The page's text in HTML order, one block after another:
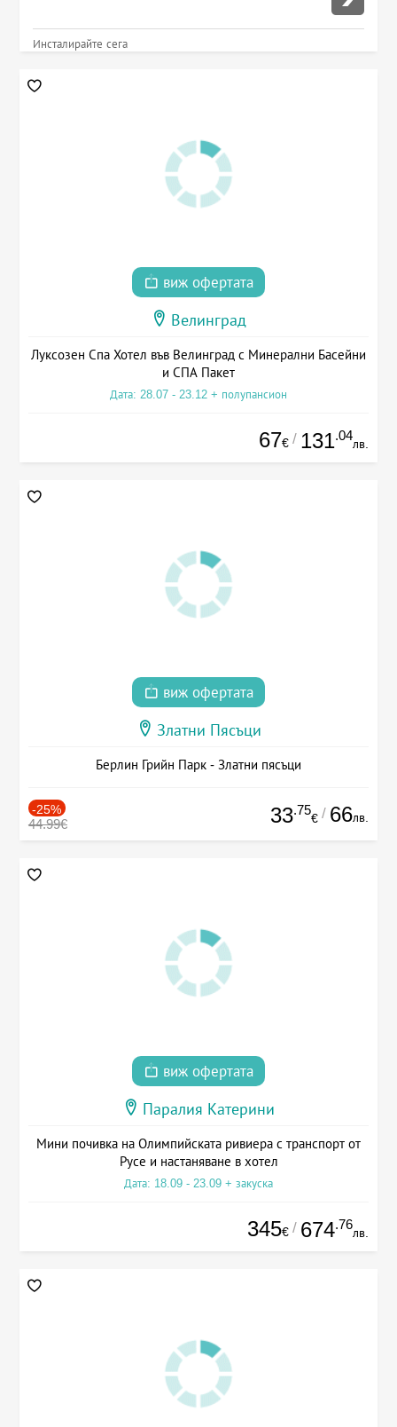
Инсталирайте сега
виж офертата
Велинград
Луксозен Спа Хотел във Велинград с Минерални Басейни
и СПА Пакет
Дата: 28.07 - 23.12 + полупансион
67€ / 131.04
лв.
виж офертата
Златни Пясъци
Берлин Грийн Парк - Златни пясъци
-25%
44.99€ 33.75
€ / 66лв.
виж офертата
Паралия Катерини
Мини почивка на Олимпийската ривиера с транспорт от
Русе и настаняване в хотел
Дата: 18.09 - 23.09 + закуска
345€ / 674.76
лв.